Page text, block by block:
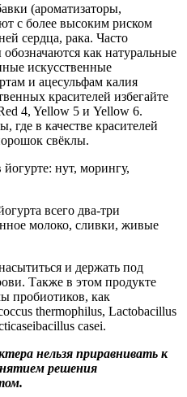
(ароматизаторы,
с более высоким риском
сердца, рака. Часто
как натуральные
искусственные
и ацесульфам калия
красителей избегайте
4, Yellow 5 и Yellow 6.
где в качестве красителей
свёклы.
нут, морингу,
всего два-три
молоко, сливки, живые
и держать под
Также в этом продукте
пробиотиков, как
thermophilus, Lactobacillus
casei.
нельзя приравнивать к
решения